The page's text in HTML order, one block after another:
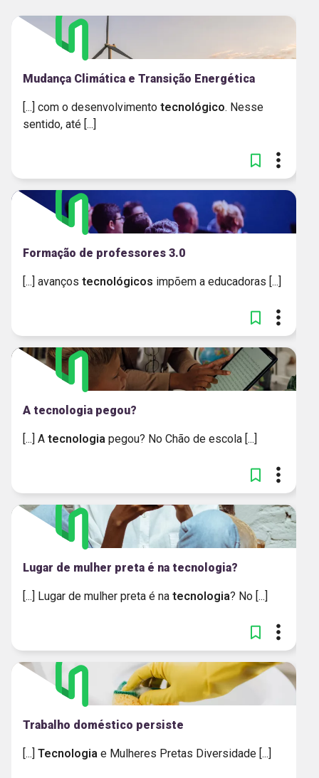
Mudança Climática e Transição Energética
[...] com o desenvolvimento tecnológico. Nesse
sentido, até [...]
Formação de professores 3.0
[...] avanços tecnológicos impõem a educadoras [...]
A tecnologia pegou?
[...] A tecnologia pegou? No Chão de escola [...]
Lugar de mulher preta é na tecnologia?
[...] Lugar de mulher preta é na tecnologia? No [...]
Trabalho doméstico persiste
[...] Tecnologia e Mulheres Pretas Diversidade [...]